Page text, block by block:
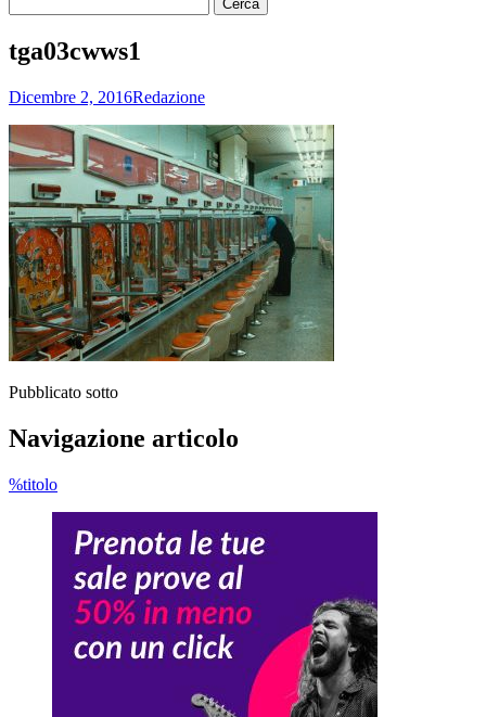
tga03cwws1
Dicembre 2, 2016Redazione
Pubblicato sotto
Navigazione articolo
%titolo